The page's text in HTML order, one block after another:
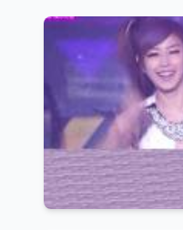
티
가
섹
시
엉
덩